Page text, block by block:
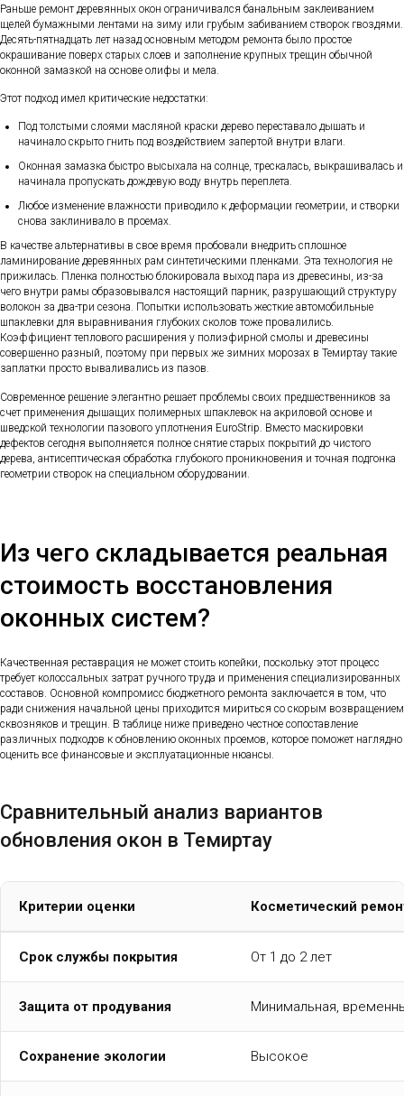
Раньше ремонт деревянных окон ограничивался банальным заклеиванием
щелей бумажными лентами на зиму или грубым забиванием створок гвоздями.
Десять-пятнадцать лет назад основным методом ремонта было простое
окрашивание поверх старых слоев и заполнение крупных трещин обычной
оконной замазкой на основе олифы и мела.
Этот подход имел критические недостатки:
Под толстыми слоями масляной краски дерево переставало дышать и
начинало скрыто гнить под воздействием запертой внутри влаги.
Оконная замазка быстро высыхала на солнце, трескалась, выкрашивалась и
начинала пропускать дождевую воду внутрь переплета.
Любое изменение влажности приводило к деформации геометрии, и створки
снова заклинивало в проемах.
В качестве альтернативы в свое время пробовали внедрить сплошное
ламинирование деревянных рам синтетическими пленками. Эта технология не
прижилась. Пленка полностью блокировала выход пара из древесины, из-за
чего внутри рамы образовывался настоящий парник, разрушающий структуру
волокон за два-три сезона. Попытки использовать жесткие автомобильные
шпаклевки для выравнивания глубоких сколов тоже провалились.
Коэффициент теплового расширения у полиэфирной смолы и древесины
совершенно разный, поэтому при первых же зимних морозах в Темиртау такие
заплатки просто вываливались из пазов.
Современное решение элегантно решает проблемы своих предшественников за
счет применения дышащих полимерных шпаклевок на акриловой основе и
шведской технологии пазового уплотнения EuroStrip. Вместо маскировки
дефектов сегодня выполняется полное снятие старых покрытий до чистого
дерева, антисептическая обработка глубокого проникновения и точная подгонка
геометрии створок на специальном оборудовании.
Из чего складывается реальная
стоимость восстановления
оконных систем?
Качественная реставрация не может стоить копейки, поскольку этот процесс
требует колоссальных затрат ручного труда и применения специализированных
составов. Основной компромисс бюджетного ремонта заключается в том, что
ради снижения начальной цены приходится мириться со скорым возвращением
сквозняков и трещин. В таблице ниже приведено честное сопоставление
различных подходов к обновлению оконных проемов, которое поможет наглядно
оценить все финансовые и эксплуатационные нюансы.
Сравнительный анализ вариантов
обновления окон в Темиртау
Критерии оценки Косметический
Срок службы покрытия От 1 до 2 лет
Защита от продувания Минимальная,
Сохранение экологии Высокое